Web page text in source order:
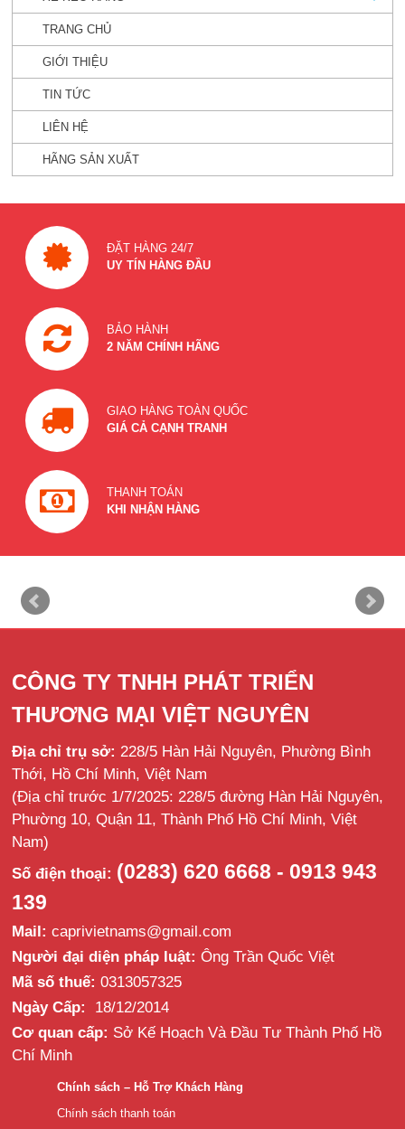
TRANG CHỦ
GIỚI THIỆU
TIN TỨC
LIÊN HỆ
HÃNG SẢN XUẤT
ĐẶT HÀNG 24/7
UY TÍN HÀNG ĐẦU
BẢO HÀNH
2 NĂM CHÍNH HÃNG
GIAO HÀNG TOÀN QUỐC
GIÁ CẢ CẠNH TRANH
THANH TOÁN
KHI NHẬN HÀNG
CÔNG TY TNHH PHÁT TRIỂN
THƯƠNG MẠI VIỆT NGUYÊN
Địa chỉ trụ sở: 228/5 Hàn Hải Nguyên, Phường Bình
Thới, Hồ Chí Minh, Việt Nam
(Địa chỉ trước 1/7/2025: 228/5 đường Hàn Hải Nguyên,
Phường 10, Quận 11, Thành Phố Hồ Chí Minh, Việt
Nam)
Số điện thoại: (0283) 620 6668 - 0913 943
139
Mail: caprivietnams@gmail.com
Người đại diện pháp luật: Ông Trần Quốc Việt
Mã số thuế: 0313057325
Ngày Cấp:
18/12/2014
Cơ quan cấp: Sở Kế Hoạch Và Đầu Tư Thành Phố Hồ
Chí Minh
Chính sách – Hỗ Trợ Khách Hàng
Chính sách thanh toán